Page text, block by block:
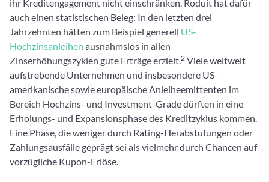
ihr Kreditengagement nicht einschränken. Roduit hat dafür
auch einen statistischen Beleg: In den letzten drei
Jahrzehnten hätten zum Beispiel generell US-
Hochzinsanleihen ausnahmslos in allen
Zinserhöhungszyklen gute Erträge erzielt.2 Viele weltweit
aufstrebende Unternehmen und insbesondere US-
amerikanische sowie europäische Anleiheemittenten im
Bereich Hochzins- und Investment-Grade dürften in eine
Erholungs- und Expansionsphase des Kreditzyklus kommen.
Eine Phase, die weniger durch Rating-Herabstufungen oder
Zahlungsausfälle geprägt sei als vielmehr durch Chancen auf
vorzügliche Kupon-Erlöse.